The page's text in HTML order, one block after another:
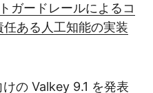
ガードレールによるコ
ある人工知能の実装
の Valkey 9.1 を発表